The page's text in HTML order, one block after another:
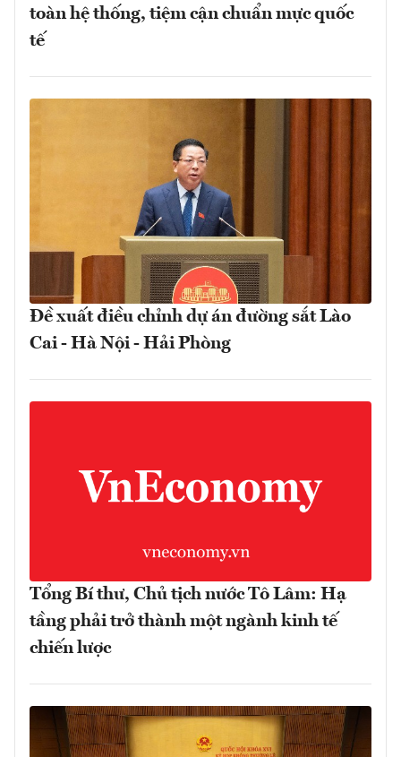
toàn hệ thống, tiệm cận chuẩn mực quốc
tế
Đề xuất điều chỉnh dự án đường sắt Lào
Cai - Hà Nội - Hải Phòng
Tổng Bí thư, Chủ tịch nước Tô Lâm: Hạ
tầng phải trở thành một ngành kinh tế
chiến lược